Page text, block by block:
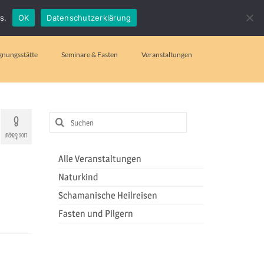
Suchen
nach:
Seminare & Fasten Veranstaltungen
8
MÄRZ 2017
Suchen
Alle Veranstaltungen
Naturkind
Schamanische Heilreisen
Fasten und Pilgern
OK Datenschutzerklärung